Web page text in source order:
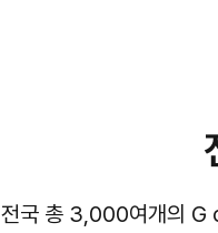
전국 총 3,000여개의 G